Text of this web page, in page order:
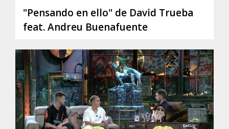
"Pensando en ello" de David Trueba
feat. Andreu Buenafuente